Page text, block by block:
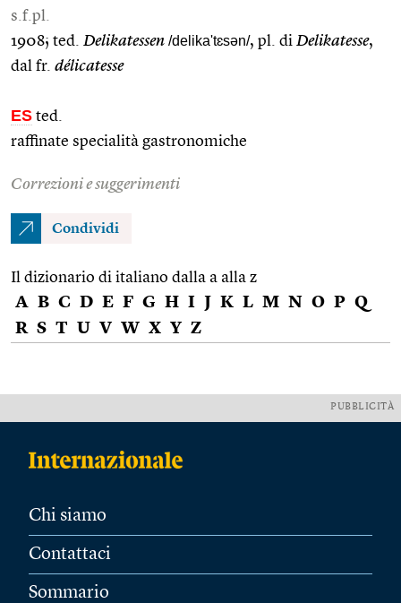
s.f.pl.
1908; ted. Delikatessen /delika'tɛsən/, pl. di Delikatesse,
dal fr. délicatesse
ES ted.
raffinate specialità gastronomiche
Correzioni e suggerimenti
Condividi
Il dizionario di italiano dalla a alla z
A B C D E F G H I J K L M N O P Q
R S T U V W X Y Z
PUBBLICITÀ
Chi siamo
Contattaci
Sommario